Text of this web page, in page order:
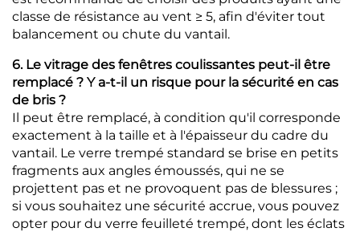
classe de résistance au vent ≥ 5, afin d'éviter tout
balancement ou chute du vantail.
6. Le vitrage des fenêtres coulissantes peut-il être
remplacé ? Y a-t-il un risque pour la sécurité en cas
de bris ?
Il peut être remplacé, à condition qu'il corresponde
exactement à la taille et à l'épaisseur du cadre du
vantail. Le verre trempé standard se brise en petits
fragments aux angles émoussés, qui ne se
projettent pas et ne provoquent pas de blessures ;
si vous souhaitez une sécurité accrue, vous pouvez
opter pour du verre feuilleté trempé, dont les éclats